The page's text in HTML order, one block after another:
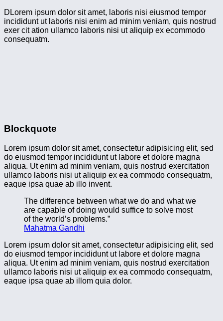
D Lorem ipsum dolor sit amet, laboris nisi eiusmod tempor
incididunt ut laboris nisi enim ad minim veniam, quis nostrud
exer cit ation ullamco laboris nisi ut aliquip ex ecommodo
consequatm.
Blockquote
Lorem ipsum dolor sit amet, consectetur adipisicing elit, sed
do eiusmod tempor incididunt ut labore et dolore magna
aliqua. Ut enim ad minim veniam, quis nostrud exercitation
ullamco laboris nisi ut aliquip ex ea commodo consequatm,
eaque ipsa quae ab illo invent.
The difference between what we do and what we
are capable of doing would suffice to solve most
of the world’s problems.”
Mahatma Gandhi
Lorem ipsum dolor sit amet, consectetur adipisicing elit, sed
do eiusmod tempor incididunt ut labore et dolore magna
aliqua. Ut enim ad minim veniam, quis nostrud exercitation
ullamco laboris nisi ut aliquip ex ea commodo consequatm,
eaque ipsa quae ab illom quia dolor.